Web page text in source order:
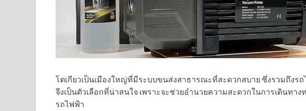
โตเกียวเป็นเมืองใหญ่ที่มีระบบขนส่งสาธารณะที่สะดวกสบาย ซึ่งรวมถึง
จึงเป็นตัวเลือกที่น่าสนใจ เพราะจะช่วยอำนวยความสะดวกในการเดินทา
รถไฟฟ้า